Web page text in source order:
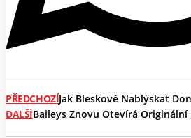
PŘEDCHOZÍJak Bleskově Nablýskat
DALŠÍBaileys Znovu Otevírá Originální